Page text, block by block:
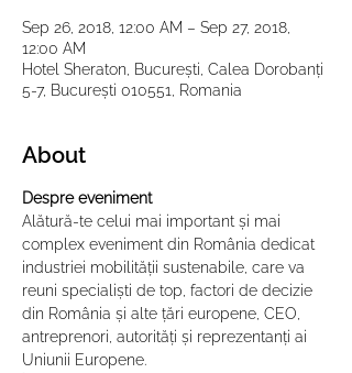
Sep 26, 2018, 12:00 AM – Sep 27, 2018,
12:00 AM
Hotel Sheraton, București, Calea Dorobanți
5-7, București 010551, Romania
About
Despre eveniment
Alătură-te celui mai important și mai
complex eveniment din România dedicat
industriei mobilității sustenabile, care va
reuni specialiști de top, factori de decizie
din România și alte țări europene, CEO,
antreprenori, autorități și reprezentanți ai
Uniunii Europene.